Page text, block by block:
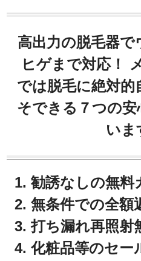
高出力の脱毛器
ヒゲまで対応！
では脱毛に絶対的
そできる７つの安
いま
勧誘なしの無料
無条件での全額
打ち漏れ再照射
化粧品等のセー